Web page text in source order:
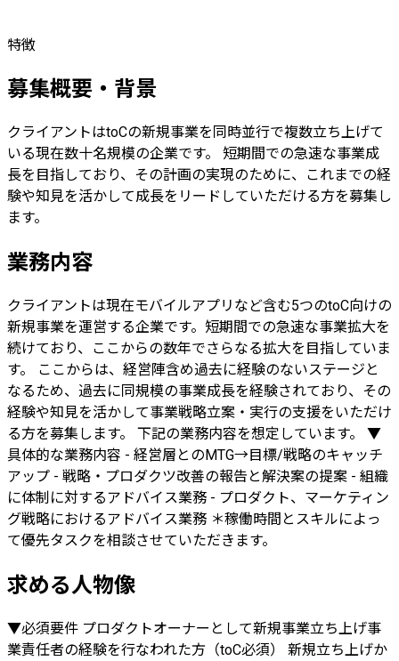
特徴
募集概要・背景
クライアントはtoCの新規事業を同時並行で複数立ち上げて
いる現在数十名規模の企業です。 短期間での急速な事業成
長を目指しており、その計画の実現のために、これまでの経
験や知見を活かして成長をリードしていただける方を募集し
ます。
業務内容
クライアントは現在モバイルアプリなど含む5つのtoC向けの
新規事業を運営する企業です。短期間での急速な事業拡大を
続けており、ここからの数年でさらなる拡大を目指していま
す。 ここからは、経営陣含め過去に経験のないステージと
なるため、過去に同規模の事業成長を経験されており、その
経験や知見を活かして事業戦略立案・実行の支援をいただけ
る方を募集します。 下記の業務内容を想定しています。 ▼
具体的な業務内容 - 経営層とのMTG→目標/戦略のキャッチ
アップ - 戦略・プロダクツ改善の報告と解決案の提案 - 組織
に体制に対するアドバイス業務 - プロダクト、マーケティン
グ戦略におけるアドバイス業務 ＊稼働時間とスキルによっ
て優先タスクを相談させていただきます。
求める人物像
▼必須要件 プロダクトオーナーとして新規事業立ち上げ事
業責任者の経験を行なわれた方（toC必須） 新規立ち上げか